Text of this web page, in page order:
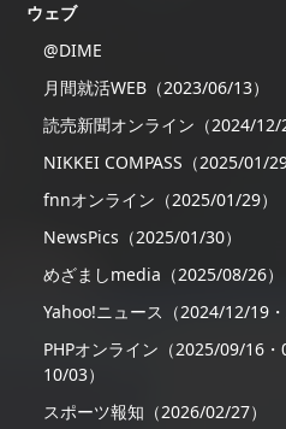
ウェブ
@DIME
月間就活WEB（2023/06/13）
読売新聞オンライン（2024/12/
NIKKEI COMPASS（2025/01/29
fnnオンライン（2025/01/29）
NewsPics（2025/01/30）
めざましmedia（2025/08/26）
Yahoo!ニュース（2024/12/19
PHPオンライン（2025/09/16
10/03）
スポーツ報知（2026/02/27）